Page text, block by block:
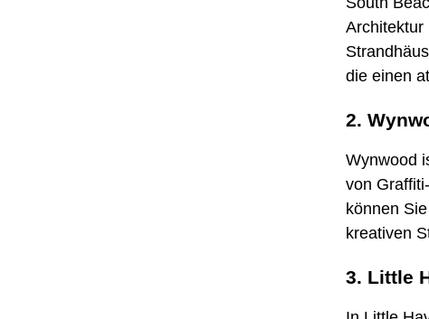
Architektur
die einen
2.
Wynwood
von
können
kreativen
3. Little